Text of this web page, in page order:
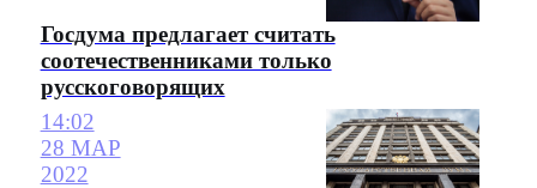
Госдума предлагает считать
соотечественниками только
русскоговорящих
14:02
28 МАР
2022